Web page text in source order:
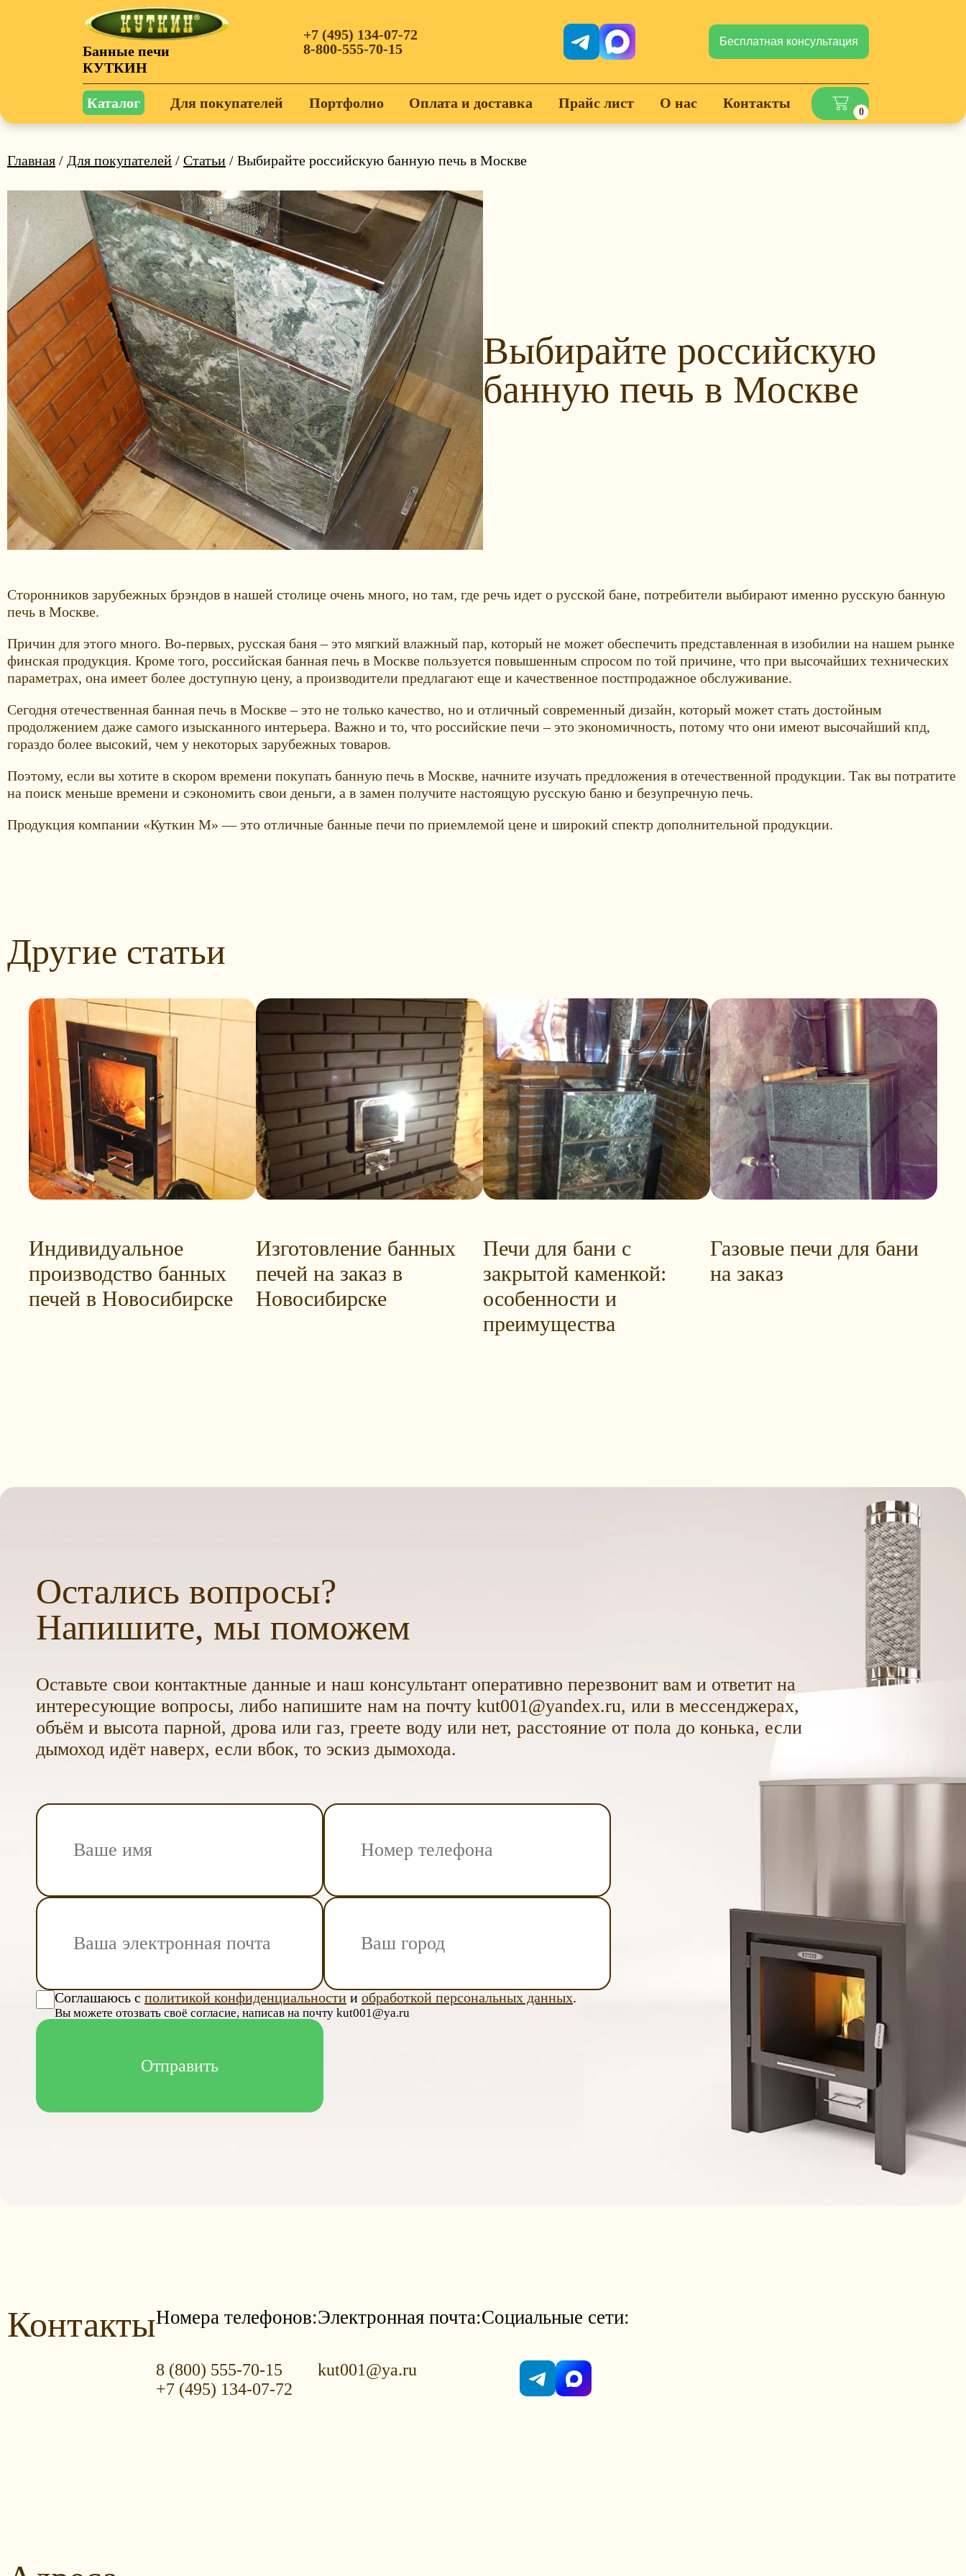
Банные печи
КУТКИН
+7 (495) 134-07-72
8-800-555-70-15
Бесплатная консультация
Каталог Для покупателей Портфолио Оплата и доставка Прайс лист О нас Контакты
0
Главная / Для покупателей / Статьи / Выбирайте российскую банную печь в Москве
Выбирайте российскую
банную печь в Москве
Сторонников зарубежных брэндов в нашей столице очень много, но там, где речь идет о русской бане, потребители выбирают именно русскую банную
печь в Москве.
Причин для этого много. Во-первых, русская баня – это мягкий влажный пар, который не может обеспечить представленная в изобилии на нашем рынке
финская продукция. Кроме того, российская банная печь в Москве пользуется повышенным спросом по той причине, что при высочайших технических
параметрах, она имеет более доступную цену, а производители предлагают еще и качественное постпродажное обслуживание.
Сегодня отечественная банная печь в Москве – это не только качество, но и отличный современный дизайн, который может стать достойным
продолжением даже самого изысканного интерьера. Важно и то, что российские печи – это экономичность, потому что они имеют высочайший кпд,
гораздо более высокий, чем у некоторых зарубежных товаров.
Поэтому, если вы хотите в скором времени покупать банную печь в Москве, начните изучать предложения в отечественной продукции. Так вы потратите
на поиск меньше времени и сэкономить свои деньги, а в замен получите настоящую русскую баню и безупречную печь.
Продукция компании «Куткин М» — это отличные банные печи по приемлемой цене и широкий спектр дополнительной продукции.
Другие статьи
Индивидуальное
производство банных
печей в Новосибирске
Изготовление банных
печей на заказ в
Новосибирске
Печи для бани с
закрытой каменкой:
особенности и
преимущества
Газовые печи для бани
на заказ
Остались вопросы?
Напишите, мы поможем
Оставьте свои контактные данные и наш консультант оперативно перезвонит вам и ответит на
интересующие вопросы, либо напишите нам на почту kut001@yandex.ru, или в мессенджерах,
объём и высота парной, дрова или газ, греете воду или нет, расстояние от пола до конька, если
дымоход идёт наверх, если вбок, то эскиз дымохода.
Соглашаюсь с политикой конфиденциальности и обработкой персональных данных.
Вы можете отозвать своё согласие, написав на почту kut001@ya.ru
КонтактыНомера телефонов:
8 (800) 555-70-15
+7 (495) 134-07-72
Электронная почта:
kut001@ya.ru
Социальные сети: